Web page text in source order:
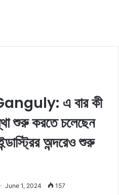
এ বার কী
শুরু করতে চলেছেন
অন্দরেও শুরু
June 1, 2024 157